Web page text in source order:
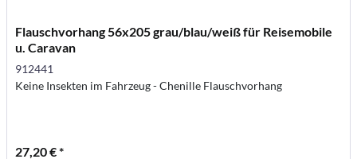
Flauschvorhang 56x205 grau/blau/weiß für Reisemobile
u. Caravan
912441
Keine Insekten im Fahrzeug - Chenille Flauschvorhang
27,20 € *